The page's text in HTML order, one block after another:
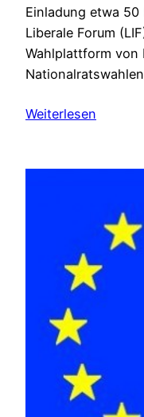
Einladung etwa 50
Liberale Forum
Wahlplattform von
Weiterlesen